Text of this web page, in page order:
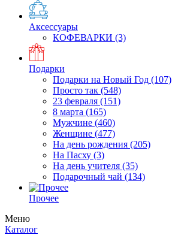
Аксессуары
КОФЕВАРКИ (3)
Подарки
Подарки на Новый Год (107)
Просто так (548)
23 февраля (151)
8 марта (165)
Мужчине (460)
Женщине (477)
На день рождения (205)
На Пасху (3)
На день учителя (35)
Подарочный чай (134)
Прочее
Меню
Каталог